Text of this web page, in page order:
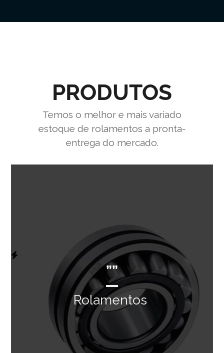
PRODUTOS
Temos o melhor e mais variado
estoque de rolamentos a pronta-
entrega do mercado.
””
Rolamentos